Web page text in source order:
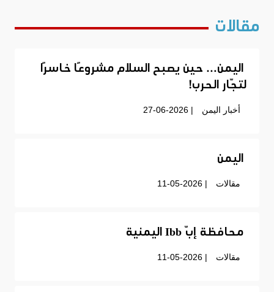
مقالات
اليمن… حين يصبح السلام مشروعًا خاسرًا
لتجّار الحرب!
أخبار اليمن | 27-06-2026
اليمن
مقالات | 11-05-2026
محافظة إبّ Ibb اليمنية
مقالات | 11-05-2026